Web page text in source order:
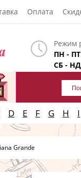
Оплата
Режим
ПН -
СБ -
D E F G H I
Grande